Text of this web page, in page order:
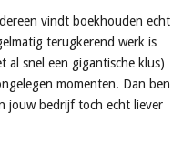
vindt boekhouden echt
terugkerend werk is
al snel een gigantische klus)
momenten. Dan ben
jouw bedrijf toch echt liever